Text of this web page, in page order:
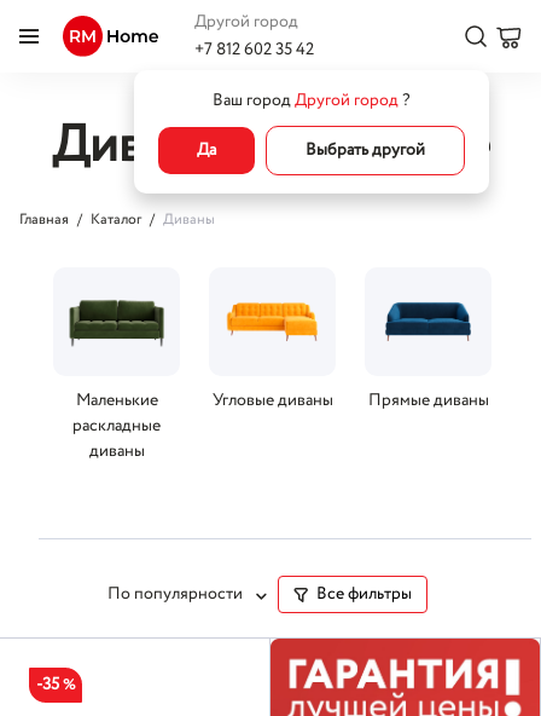
Другой город
+7 812 602 35 42
Ваш городДругой город?
Да Выбрать другой
Диваны оранжевые
Главная Каталог Диваны
Маленькие
раскладные
диваны
Угловые диваны Прямые диваны
По популярности Все фильтры
-35 %